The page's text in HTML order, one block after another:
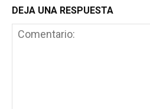
DEJA UNA RESPUESTA